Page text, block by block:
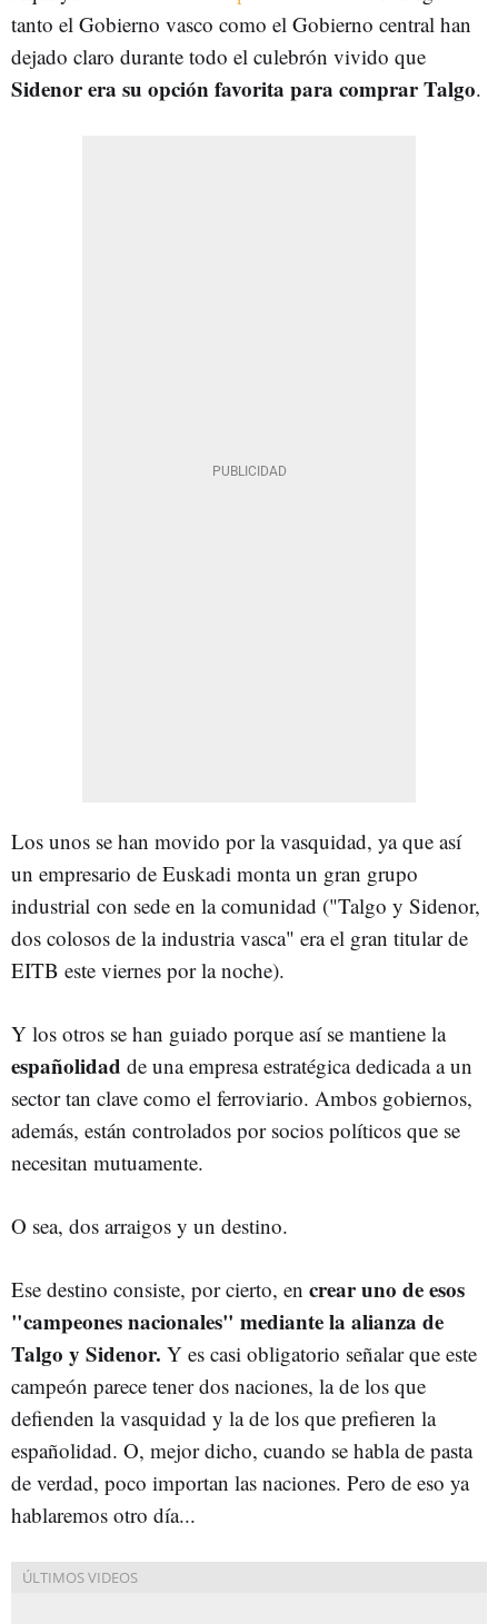
tanto el Gobierno vasco como el Gobierno central han
dejado claro durante todo el culebrón vivido que
Sidenor era su opción favorita para comprar Talgo.
Los unos se han movido por la vasquidad, ya que así
un empresario de Euskadi monta un gran grupo
industrial con sede en la comunidad ("Talgo y Sidenor,
dos colosos de la industria vasca" era el gran titular de
EITB este viernes por la noche).
Y los otros se han guiado porque así se mantiene la
españolidad de una empresa estratégica dedicada a un
sector tan clave como el ferroviario. Ambos gobiernos,
además, están controlados por socios políticos que se
necesitan mutuamente.
O sea, dos arraigos y un destino.
Ese destino consiste, por cierto, en crear uno de esos
"campeones nacionales" mediante la alianza de
Talgo y Sidenor. Y es casi obligatorio señalar que este
campeón parece tener dos naciones, la de los que
defienden la vasquidad y la de los que prefieren la
españolidad. O, mejor dicho, cuando se habla de pasta
de verdad, poco importan las naciones. Pero de eso ya
hablaremos otro día...